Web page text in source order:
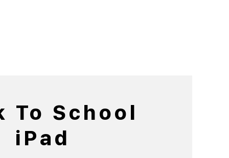
To School
iPad